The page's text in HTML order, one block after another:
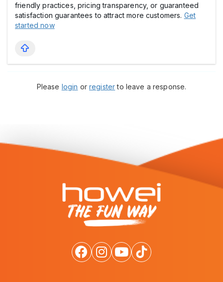
friendly practices, pricing transparency, or guaranteed
satisfaction guarantees to attract more customers. Get
started now
Please login orregisterto leave a response.